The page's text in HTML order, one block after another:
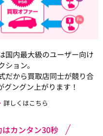
国内最大級のユーザー向け
ション。
だから買取店同士が競り合
グングン上がります！
詳しくはこちら
はカンタン30秒